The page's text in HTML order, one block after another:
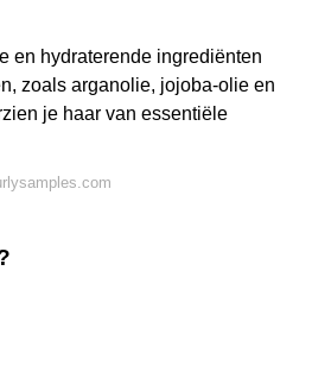
en hydraterende ingrediënten
zoals arganolie, jojoba-olie en
je haar van essentiële